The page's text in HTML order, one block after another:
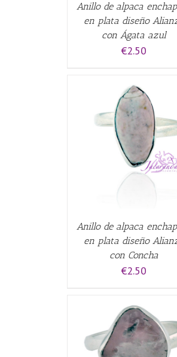
Anillo de alpaca
en plata diseño
con Ágata azul
€2.50
Anillo de alpaca
en plata diseño
con Concha
€2.50